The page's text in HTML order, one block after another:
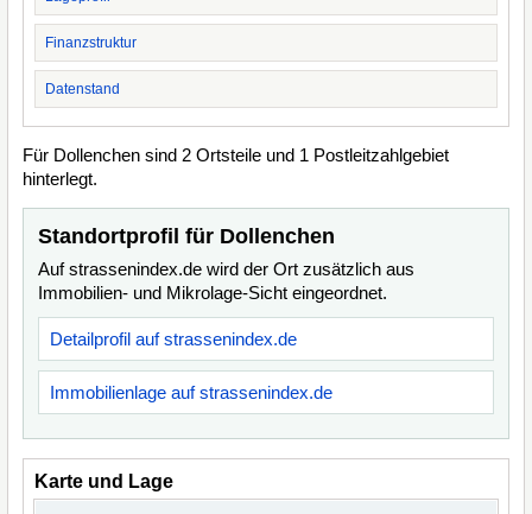
Finanzstruktur
Datenstand
Für Dollenchen sind 2 Ortsteile und 1 Postleitzahlgebiet
hinterlegt.
Standortprofil für Dollenchen
Auf strassenindex.de wird der Ort zusätzlich aus
Immobilien- und Mikrolage-Sicht eingeordnet.
Detailprofil auf strassenindex.de
Immobilienlage auf strassenindex.de
Karte und Lage